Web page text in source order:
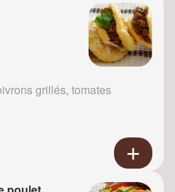
grillés, tomates